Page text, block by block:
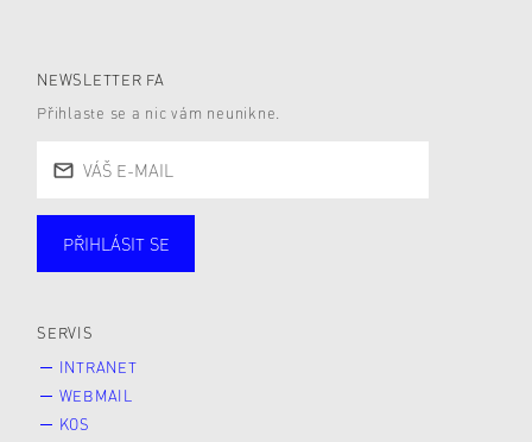
NEWSLETTER FA
Přihlaste se a nic vám neunikne.
PŘIHLÁSIT SE
SERVIS
INTRANET
WEBMAIL
KOS